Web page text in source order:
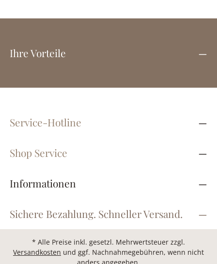
Ihre Vorteile
Service-Hotline
Shop Service
Informationen
Sichere Bezahlung. Schneller Versand.
* Alle Preise inkl. gesetzl. Mehrwertsteuer zzgl.
Versandkosten und ggf. Nachnahmegebühren, wenn nicht